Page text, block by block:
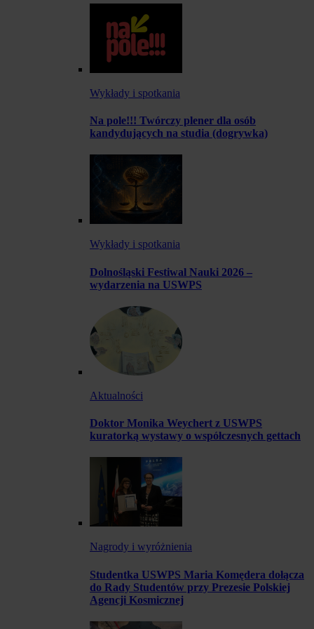
Wykłady i spotkania
Na pole!!! Twórczy plener dla osób
kandydujących na studia (dogrywka)
Wykłady i spotkania
Dolnośląski Festiwal Nauki 2026 –
wydarzenia na USWPS
Aktualności
Doktor Monika Weychert z USWPS
kuratorką wystawy o współczesnych gettach
Nagrody i wyróżnienia
Studentka USWPS Maria Komędera dołącza
do Rady Studentów przy Prezesie Polskiej
Agencji Kosmicznej